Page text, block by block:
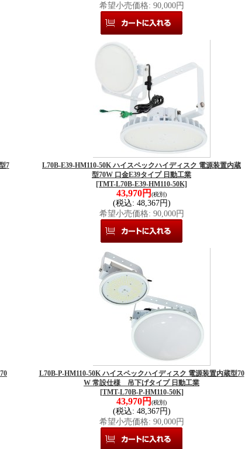
希望小売価格: 90,000円
7
L70B-E39-HM110-50K ハイスペックハイディスク 電源装置内蔵
型70W 口金E39タイプ 日動工業
[TMT-L70B-E39-HM110-50K]
43,970円 (税別)
(税込: 48,367円)
希望小売価格: 90,000円
L70B-P-HM110-50K ハイスペックハイディスク 電源装置内蔵型70
W 常設仕様 吊下げタイプ 日動工業
[TMT-L70B-P-HM110-50K]
43,970円 (税別)
(税込: 48,367円)
希望小売価格: 90,000円